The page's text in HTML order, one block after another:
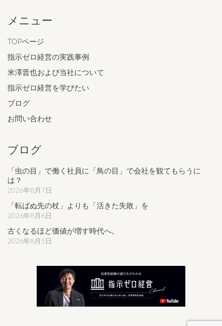
メニュー
TOPページ
指示ゼロ経営の実践事例
米澤晋也および当社について
指示ゼロ経営を学びたい
ブログ
お問い合わせ
ブログ
「虫の目」で働く社員に「鳥の目」で会社を観てもらうに
は？
2026年8月7日
「転ばぬ先の杖」よりも「活きた失敗」を
2026年8月6日
古くなるほど価値が増す時代へ。
2026年8月5日